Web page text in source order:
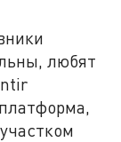
любят